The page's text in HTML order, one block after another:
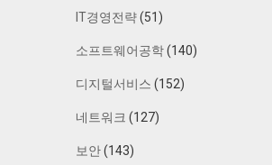
IT경영전략(51)
소프트웨어공학(140)
디지털서비스 (152)
네트워크 (127)
보안(143)